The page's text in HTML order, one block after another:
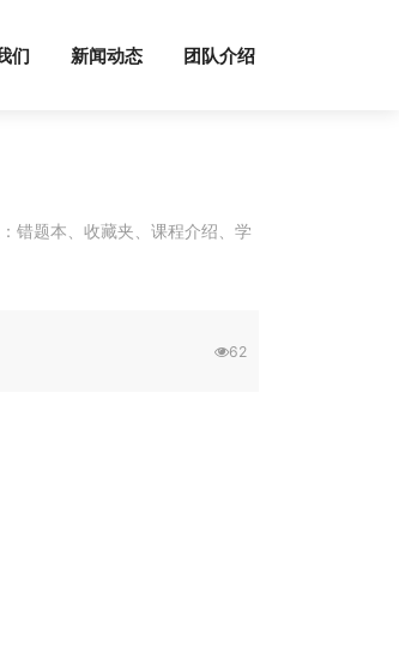
们 新闻动态 团队介绍
错题本、收藏夹、课程介绍、学
62